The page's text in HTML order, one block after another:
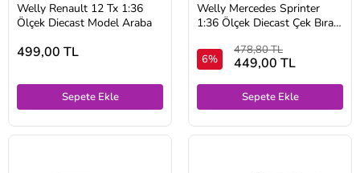
Welly Renault 12 Tx 1:36
Ölçek Diecast Model Araba
499,00 TL
Sepete Ekle
Welly Mercedes Sprinter
1:36 Ölçek Diecast Çek Bırak
6%
478,80 TL
449,00 TL
Sepete Ekle